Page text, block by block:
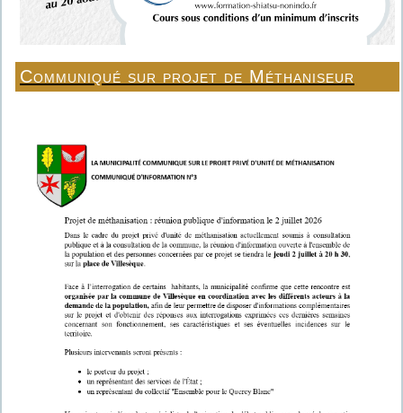
Communiqué sur projet de Méthaniseur